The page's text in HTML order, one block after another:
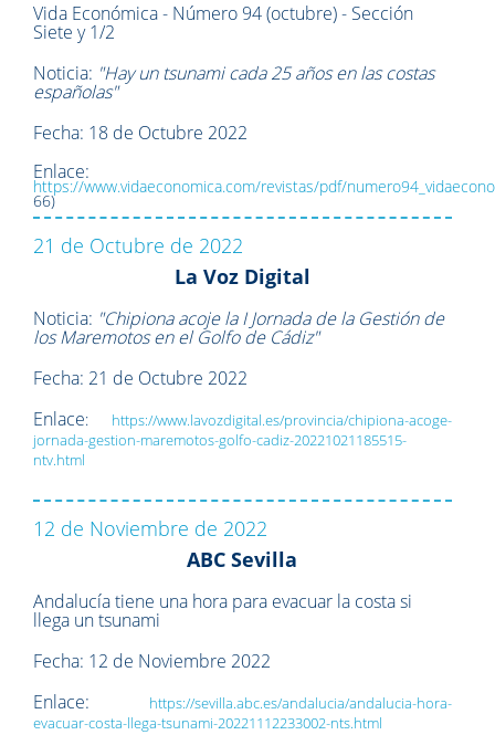
Vida Económica - Número 94 (octubre) - Sección
Siete y 1/2
Noticia: "Hay un tsunami cada 25 años en las costas
españolas"
Fecha: 18 de Octubre 2022
Enlace:
https://www.vidaeconomica.com/revistas/pdf/
66)
21 de Octubre de 2022
La Voz Digital
Noticia: "Chipiona acoje la I Jornada de la Gestión de
los Maremotos en el Golfo de Cádiz"
Fecha: 21 de Octubre 2022
Enlace: https://www.lavozdigital.es/provincia/chipiona-acoge-
jornada-gestion-maremotos-golfo-cadiz-20221021185515-
ntv.html
12 de Noviembre de 2022
ABC Sevilla
Andalucía tiene una hora para evacuar la costa si
llega un tsunami
Fecha: 12 de Noviembre 2022
Enlace:
https://sevilla.abc.es/andalucia/andalucia-hora-
evacuar-costa-llega-tsunami-20221112233002-nts.html